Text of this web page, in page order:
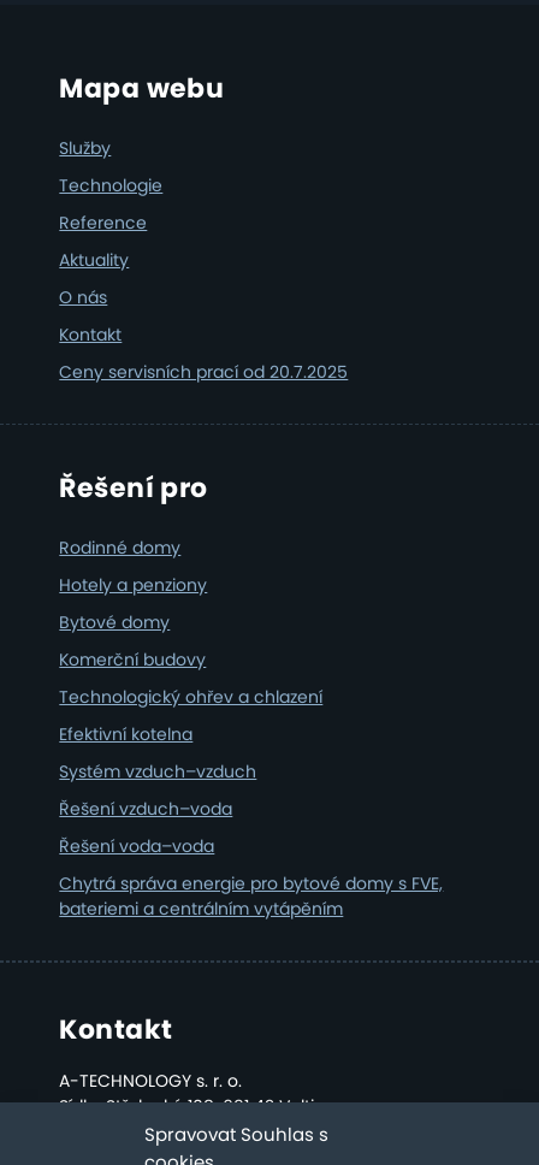
Spravovat Souhlas s
Footer
Mapa webu
Služby
Technologie
Reference
Aktuality
O nás
Kontakt
Ceny servisních prací od 20.7.2025
Řešení pro
Rodinné domy
Hotely a penziony
Bytové domy
Komerční budovy
Technologický ohřev a chlazení
Efektivní kotelna
Systém vzduch–vzduch
Řešení vzduch–voda
Řešení voda–voda
Chytrá správa energie pro bytové domy s FVE,
bateriemi a centrálním vytápěním
Kontakt
A-TECHNOLOGY s. r. o.
Sídlo: Střelecká 108, 691 42 Valtice
Kancelář a sklad: Bratislavská 2808, Břeclav